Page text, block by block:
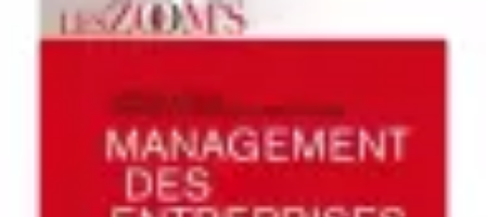
Entreprise Zéro Déchet
StratégiesConseilsSolutionsGuidesTendances
Entreprise Zéro Déchet